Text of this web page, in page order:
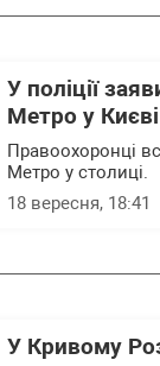
У поліції
Метро у Києві
Правоохоронці
Метро у столиці.
18 вересня, 18:41
У Кривому